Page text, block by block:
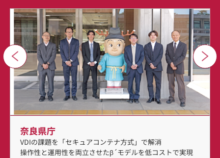
奈良県庁
VDIの課題を「セキュアコンテナ方式」で解消
操作性と運用性を両立させたβ´モデルを低コストで実現